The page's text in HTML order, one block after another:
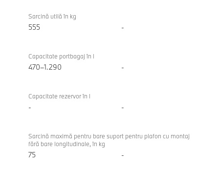
Sarcină utilă în kg
555 -
Capacitate portbagaj în l
470–1.290 -
Capacitate rezervor în l
- -
Sarcină maximă pentru bare suport pentru plafon cu montaj
fără bare longitudinale, în kg
75 -